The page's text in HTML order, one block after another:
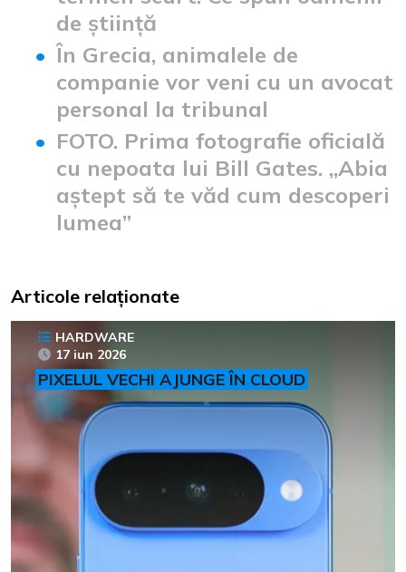
de știință
În Grecia, animalele de
companie vor veni cu un avocat
personal la tribunal
FOTO. Prima fotografie oficială
cu nepoata lui Bill Gates. „Abia
aștept să te văd cum descoperi
lumea”
Articole relaționate
HARDWARE
17 iun 2026
PIXELUL VECHI AJUNGE ÎN CLOUD